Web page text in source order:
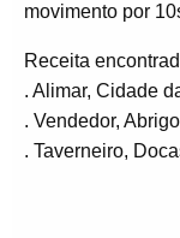
movimento por
Receita
. Alimar, Cidade
. Vendedor,
. Taverneiro,